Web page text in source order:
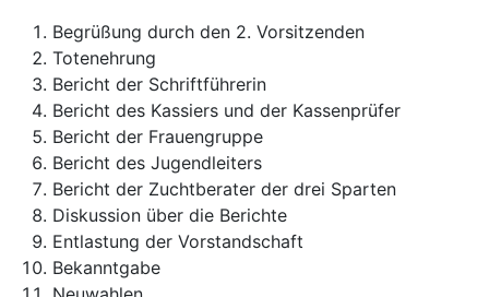
Begrüßung durch den 2. Vorsitzenden
Totenehrung
Bericht der Schriftführerin
Bericht des Kassiers und der Kassenprüfer
Bericht der Frauengruppe
Bericht des Jugendleiters
Bericht der Zuchtberater der drei Sparten
Diskussion über die Berichte
Entlastung der Vorstandschaft
Bekanntgabe